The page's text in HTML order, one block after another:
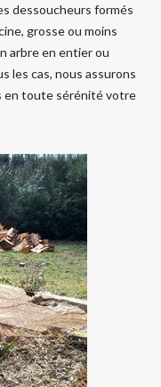
dessoucheurs formés
grosse ou moins
arbre en entier ou
les cas, nous assurons
en toute sérénité votre